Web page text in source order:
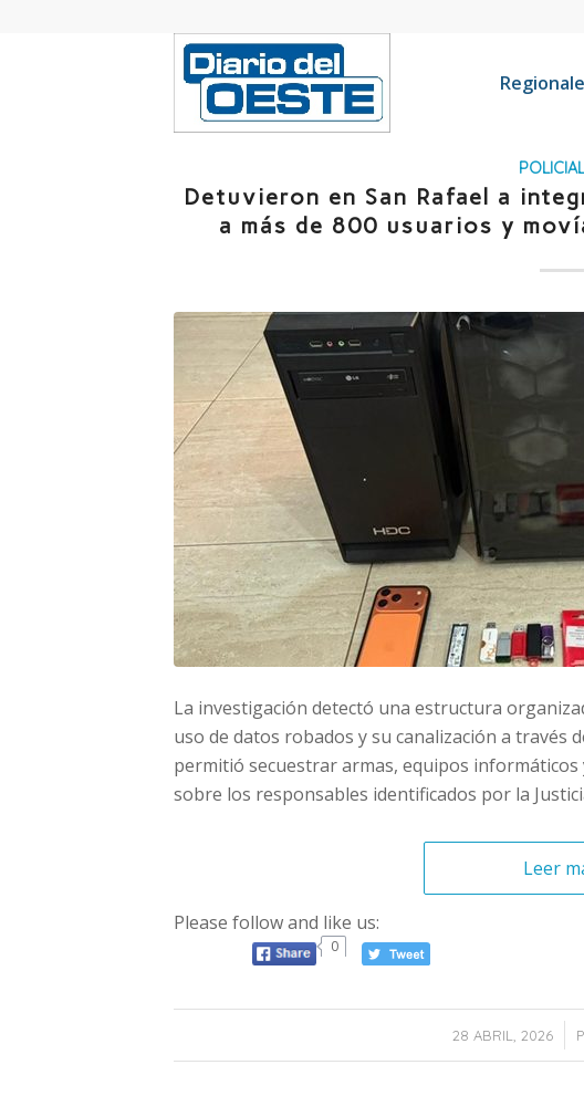
Detuvieron en San Rafael a
a más de 800 usuarios y
La investigación detectó una estructura
uso de datos robados y su canalización a través
permitió secuestrar armas, equipos informáticos
sobre los responsables identificados por la
Leer
Please follow and like us:
0
28 ABRIL, 2026
/